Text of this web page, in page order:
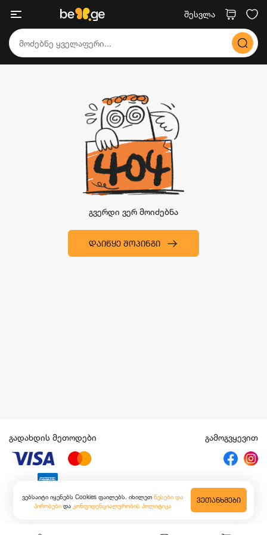
შესვლა
გვერდი ვერ მოიძებნა
ᲓᲐᲘᲬᲧᲔ ᲨᲝᲞᲘᲜᲒᲘ
ვებსაიტი იყენებს Cookies ფაილებს. იხილეთ წესები და
პირობები და კონფიდენციალურობის პოლიტიკა
ᲕᲔᲗᲐᲜᲮᲛᲔᲑᲘ
გადახდის მეთოდები გამოგვყევით